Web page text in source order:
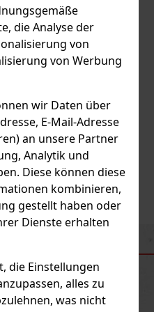
die Analyse der
von
von Werbung
wir Daten über
E-Mail-Adresse
an unsere Partner
Analytik und
Diese können diese
kombinieren,
gestellt haben oder
Dienste erhalten
die Einstellungen
alles zu
was nicht
Spieleabende
einfache Bedienung,
bei jedem
zu ergattern.
und Batterien sind
Legen Sie nur
die der Größe und
Grabber Maschine
falschem Geld und ist
zum Verschenken